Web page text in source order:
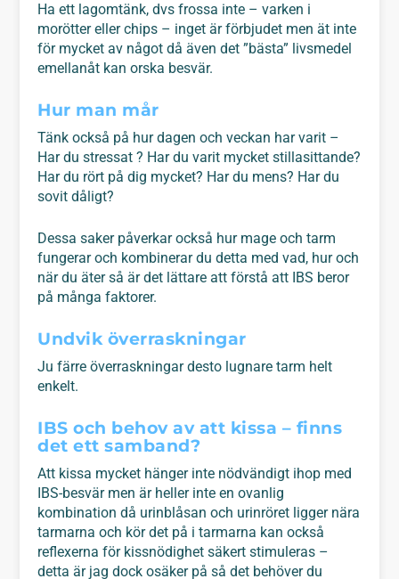
Ha ett lagomtänk, dvs frossa inte – varken i
morötter eller chips – inget är förbjudet men ät inte
för mycket av något då även det ”bästa” livsmedel
emellanåt kan orska besvär.
Hur man mår
Tänk också på hur dagen och veckan har varit –
Har du stressat ? Har du varit mycket stillasittande?
Har du rört på dig mycket? Har du mens? Har du
sovit dåligt?
Dessa saker påverkar också hur mage och tarm
fungerar och kombinerar du detta med vad, hur och
när du äter så är det lättare att förstå att IBS beror
på många faktorer.
Undvik överraskningar
Ju färre överraskningar desto lugnare tarm helt
enkelt.
IBS och behov av att kissa – finns
det ett samband?
Att kissa mycket hänger inte nödvändigt ihop med
IBS-besvär men är heller inte en ovanlig
kombination då urinblåsan och urinröret ligger nära
tarmarna och kör det på i tarmarna kan också
reflexerna för kissnödighet säkert stimuleras –
detta är jag dock osäker på så det behöver du